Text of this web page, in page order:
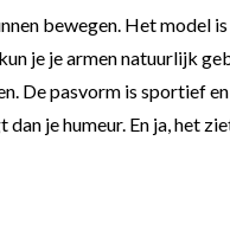
bewegen. Het model
je je armen natuurlijk
De pasvorm is sportief
je humeur. En ja, het